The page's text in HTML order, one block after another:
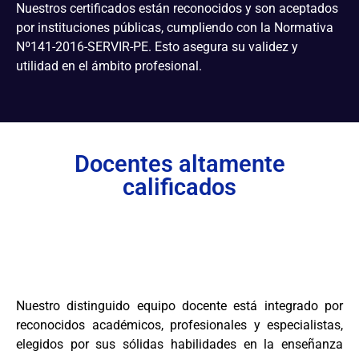
Nuestros certificados están reconocidos y son aceptados
por instituciones públicas, cumpliendo con la Normativa
Nº141-2016-SERVIR-PE. Esto asegura su validez y
utilidad en el ámbito profesional.
Docentes altamente
calificados
Nuestro distinguido equipo docente está integrado por
reconocidos académicos, profesionales y especialistas,
elegidos por sus sólidas habilidades en la enseñanza